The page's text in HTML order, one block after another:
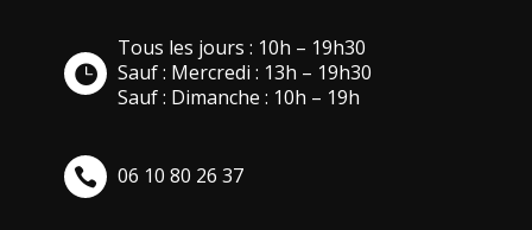
Tous les jours : 10h – 19h30
Sauf : Mercredi : 13h – 19h30
Sauf : Dimanche : 10h – 19h
06 10 80 26 37